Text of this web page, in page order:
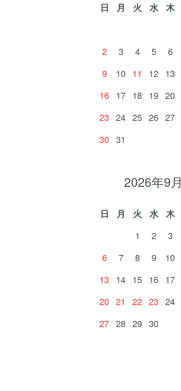
日 月 火 水 木
2
3 4 5 6
9
10 11 12 13
16 17 18 19 20
23 24 25 26 27
30 31
2026年9月
日 月 火 水 木
1
2 3
6
7 8 9 10
13 14 15 16 17
20 21 22 23 24
27 28 29 30